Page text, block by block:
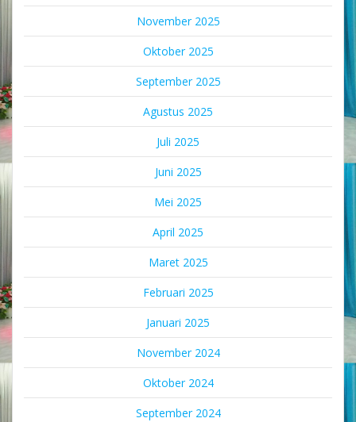
November 2025
Oktober 2025
September 2025
Agustus 2025
Juli 2025
Juni 2025
Mei 2025
April 2025
Maret 2025
Februari 2025
Januari 2025
November 2024
Oktober 2024
September 2024